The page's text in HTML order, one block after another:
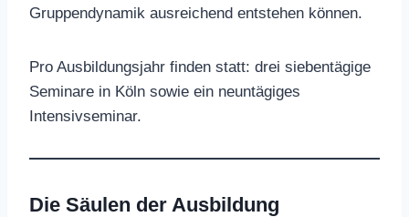
Gruppendynamik ausreichend entstehen können.
Pro Ausbildungsjahr finden statt: drei siebentägige
Seminare in Köln sowie ein neuntägiges
Intensivseminar.
Die Säulen der Ausbildung